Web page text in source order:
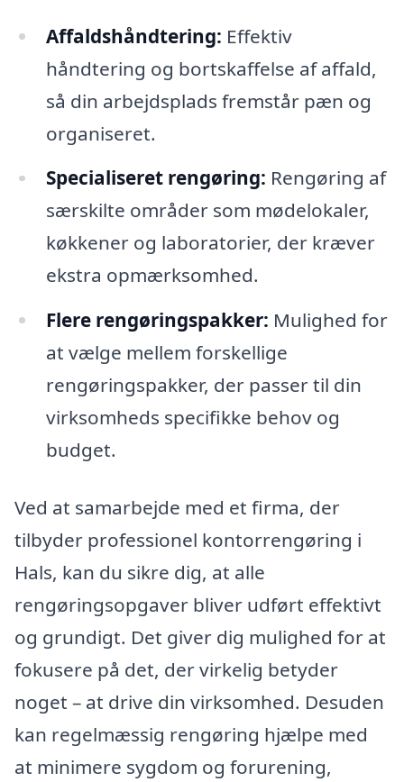
Affaldshåndtering: Effektiv
håndtering og bortskaffelse af affald,
så din arbejdsplads fremstår pæn og
organiseret.
Specialiseret rengøring: Rengøring af
særskilte områder som mødelokaler,
køkkener og laboratorier, der kræver
ekstra opmærksomhed.
Flere rengøringspakker: Mulighed for
at vælge mellem forskellige
rengøringspakker, der passer til din
virksomheds specifikke behov og
budget.
Ved at samarbejde med et firma, der
tilbyder professionel kontorrengøring i
Hals, kan du sikre dig, at alle
rengøringsopgaver bliver udført effektivt
og grundigt. Det giver dig mulighed for at
fokusere på det, der virkelig betyder
noget – at drive din virksomhed. Desuden
kan regelmæssig rengøring hjælpe med
at minimere sygdom og forurening,